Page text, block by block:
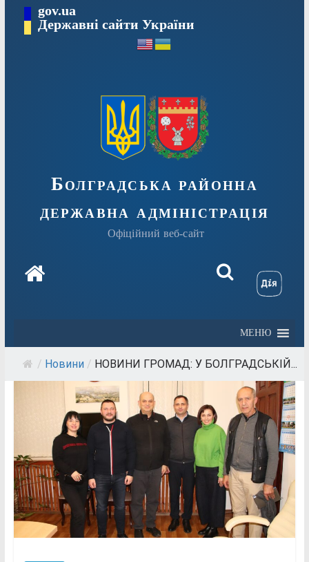
Перейтиgov.ua
Державні сайти України
Болградська районна
державна адміністрація
Офіційний веб-сайт
МЕНЮ
/ Новини / НОВИНИ ГРОМАД: У БОЛГРАДСЬКІЙ...